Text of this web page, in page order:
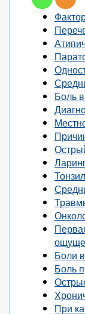
Боль
Боли
Боль
При